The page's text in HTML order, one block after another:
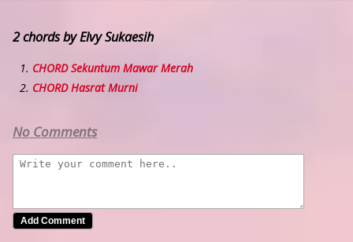
2 chords by Elvy Sukaesih
CHORD Sekuntum Mawar Merah
CHORD Hasrat Murni
No Comments